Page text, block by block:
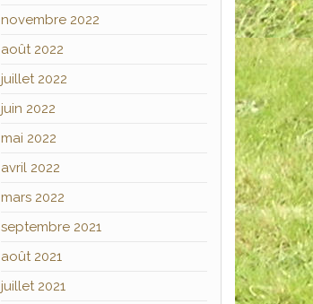
novembre 2022
août 2022
juillet 2022
juin 2022
mai 2022
avril 2022
mars 2022
septembre 2021
août 2021
juillet 2021